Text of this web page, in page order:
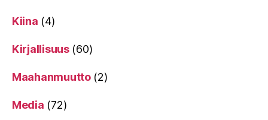
Kiina (4)
Kirjallisuus(60)
Maahanmuutto(2)
Media (72)